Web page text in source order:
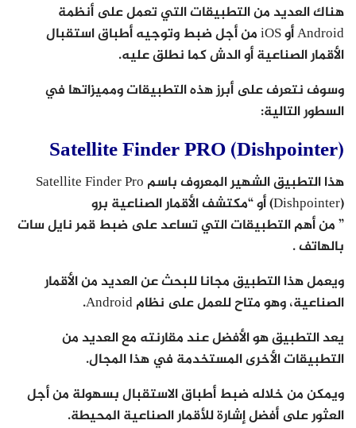
هناك العديد من التطبيقات التي تعمل على أنظمة
Android أو iOS من أجل ضبط وتوجيه أطباق استقبال
الأقمار الصناعية أو الدش كما نطلق عليه.
وسوف نتعرف على أبرز هذه التطبيقات ومميزاتها في
السطور التالية:
Satellite Finder PRO (Dishpointer)
هذا التطبيق الشهير المعروف باسم Satellite Finder Pro
(Dishpointer) أو “مكتشف الأقمار الصناعية برو
” من أهم التطبيقات التي تساعد على ضبط قمر نايل سات
بالهاتف .
ويعمل هذا التطبيق مجانا للبحث عن العديد من الأقمار
الصناعية، وهو متاح للعمل على نظام Android.
يعد التطبيق هو الأفضل عند مقارنته مع العديد من
التطبيقات الأخرى المستخدمة في هذا المجال.
ويمكن من خلاله ضبط أطباق الاستقبال بسهولة من أجل
العثور على أفضل إشارة للأقمار الصناعية المحيطة.